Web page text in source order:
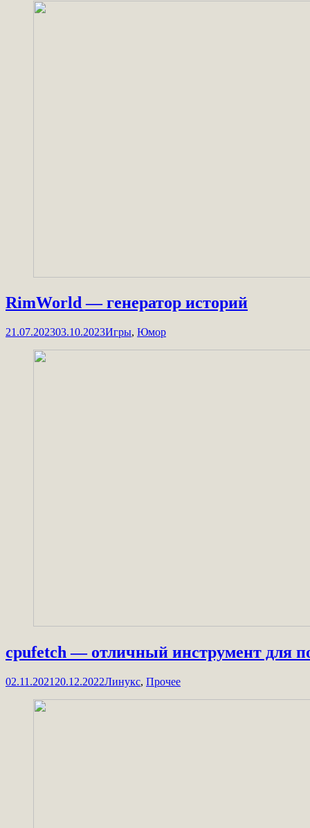
RimWorld — генератор историй
21.07.202303.10.2023Игры, Юмор
cpufetch — отличный инструмент для
02.11.2021 20.12.2022Линукс, Прочее